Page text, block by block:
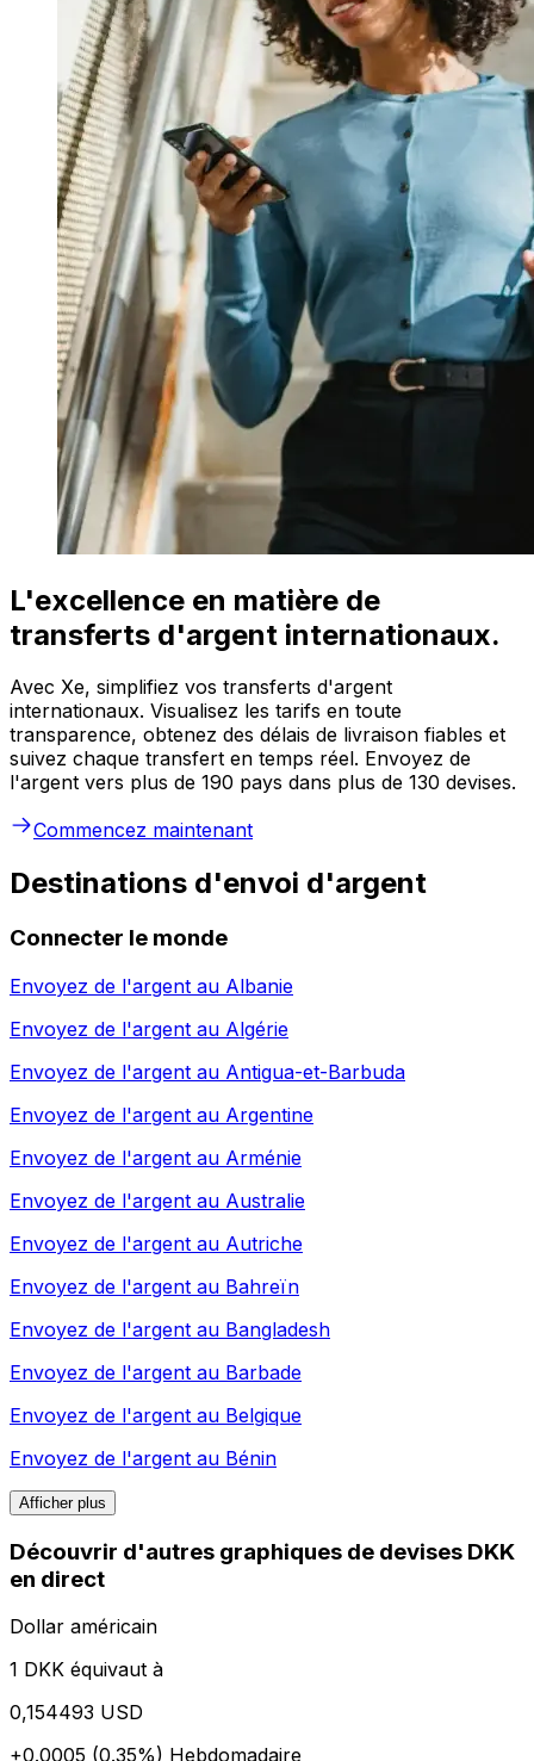
L'excellence en matière de
transferts d'argent internationaux.
Avec Xe, simplifiez vos transferts d'argent
internationaux. Visualisez les tarifs en toute
transparence, obtenez des délais de livraison fiables et
suivez chaque transfert en temps réel. Envoyez de
l'argent vers plus de 190 pays dans plus de 130 devises.
Commencez maintenant
Destinations d'envoi d'argent
Connecter le monde
Envoyez de l'argent au Albanie
Envoyez de l'argent au Algérie
Envoyez de l'argent au Antigua-et-Barbuda
Envoyez de l'argent au Argentine
Envoyez de l'argent au Arménie
Envoyez de l'argent au Australie
Envoyez de l'argent au Autriche
Envoyez de l'argent au Bahreïn
Envoyez de l'argent au Bangladesh
Envoyez de l'argent au Barbade
Envoyez de l'argent au Belgique
Envoyez de l'argent au Bénin
Afficher plus
Découvrir d'autres graphiques de devises DKK
en direct
Dollar américain
1 DKK équivaut à
0,154493 USD
+0.0005 (0.35%) Hebdomadaire